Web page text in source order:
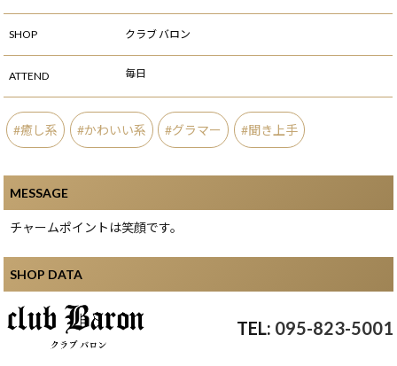
SHOP クラブ バロン
ATTEND 毎日
癒し系 かわいい系 グラマー 聞き上手
MESSAGE
チャームポイントは笑顔です。
SHOP DATA
095-823-5001